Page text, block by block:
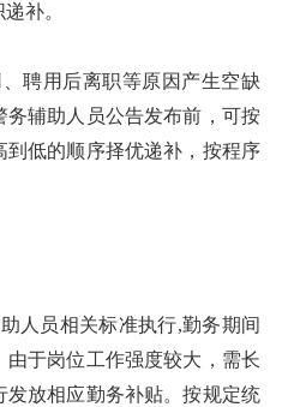
补。
聘用后离职等原因产生空缺
务辅助人员公告发布前，可按
到低的顺序择优递补，按程序
人员相关标准执行,勤务期间
于岗位工作强度较大，需长
发放相应勤务补贴。按规定统